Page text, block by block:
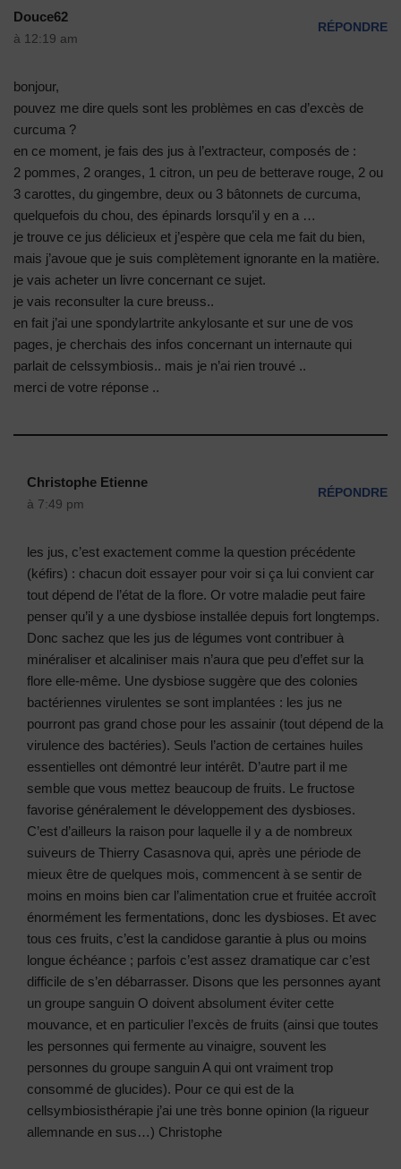
Douce62
à 12:19 am
RÉPONDRE
bonjour,
pouvez me dire quels sont les problèmes en cas d’excès de
curcuma ?
en ce moment, je fais des jus à l’extracteur, composés de :
2 pommes, 2 oranges, 1 citron, un peu de betterave rouge, 2 ou
3 carottes, du gingembre, deux ou 3 bâtonnets de curcuma,
quelquefois du chou, des épinards lorsqu’il y en a …
je trouve ce jus délicieux et j’espère que cela me fait du bien,
mais j’avoue que je suis complètement ignorante en la matière.
je vais acheter un livre concernant ce sujet.
je vais reconsulter la cure breuss..
en fait j’ai une spondylartrite ankylosante et sur une de vos
pages, je cherchais des infos concernant un internaute qui
parlait de celssymbiosis.. mais je n’ai rien trouvé ..
merci de votre réponse ..
Christophe Etienne
à 7:49 pm
RÉPONDRE
les jus, c’est exactement comme la question précédente
(kéfirs) : chacun doit essayer pour voir si ça lui convient car
tout dépend de l’état de la flore. Or votre maladie peut faire
penser qu’il y a une dysbiose installée depuis fort longtemps.
Donc sachez que les jus de légumes vont contribuer à
minéraliser et alcaliniser mais n’aura que peu d’effet sur la
flore elle-même. Une dysbiose suggère que des colonies
bactériennes virulentes se sont implantées : les jus ne
pourront pas grand chose pour les assainir (tout dépend de la
virulence des bactéries). Seuls l’action de certaines huiles
essentielles ont démontré leur intérêt. D’autre part il me
semble que vous mettez beaucoup de fruits. Le fructose
favorise généralement le développement des dysbioses.
C’est d’ailleurs la raison pour laquelle il y a de nombreux
suiveurs de Thierry Casasnova qui, après une période de
mieux être de quelques mois, commencent à se sentir de
moins en moins bien car l’alimentation crue et fruitée accroît
énormément les fermentations, donc les dysbioses. Et avec
tous ces fruits, c’est la candidose garantie à plus ou moins
longue échéance ; parfois c’est assez dramatique car c’est
difficile de s’en débarrasser. Disons que les personnes ayant
un groupe sanguin O doivent absolument éviter cette
mouvance, et en particulier l’excès de fruits (ainsi que toutes
les personnes qui fermente au vinaigre, souvent les
personnes du groupe sanguin A qui ont vraiment trop
consommé de glucides). Pour ce qui est de la
cellsymbiosisthérapie j’ai une très bonne opinion (la rigueur
allemnande en sus…) Christophe